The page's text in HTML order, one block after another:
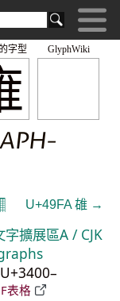
GlyphWiki
字型
U+49FA 䧺 →
字擴展區A / CJK
表格